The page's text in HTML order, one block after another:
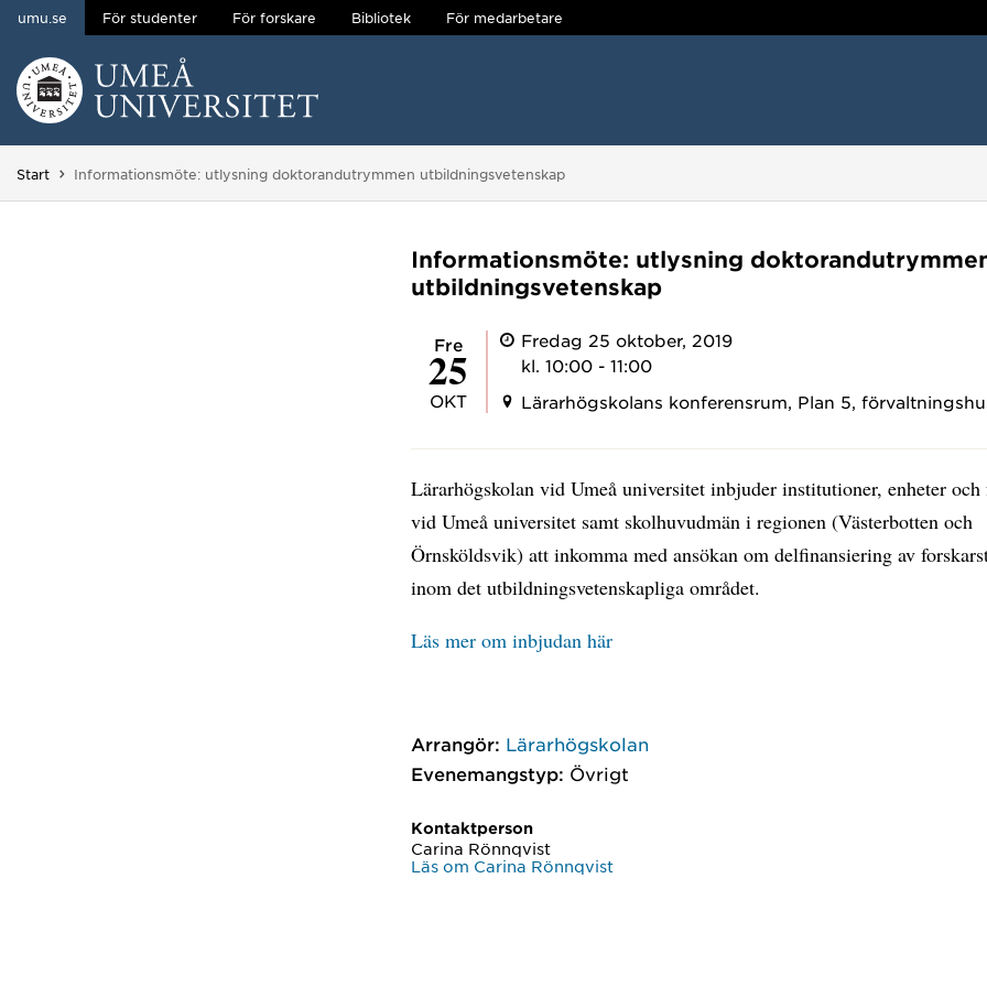
Hoppa direkt till innehållet
umu.se För studenter För forskare Bibliotek För medarbetare
Huvudmenyn dold.
Start Du är här:
Informationsmöte: utlysning doktorandutrymmen utbildningsvetenskap
Informationsmöte: utlysning
utbildningsvetenskap
fre
25
OKT
Fredag 25 oktober, 2019
kl. 10:00 - 11:00
Lärarhögskolans konferensrum, Plan 5,
Lärarhögskolan vid Umeå universitet inbjuder institutioner, enheter
vid Umeå universitet samt skolhuvudmän i regionen (Västerbotten och
Örnsköldsvik) att inkomma med ansökan om delfinansiering av
inom det utbildningsvetenskapliga området.
Läs mer om inbjudan här
Arrangör: Lärarhögskolan
Evenemangstyp: Övrigt
Kontaktperson
Carina Rönnqvist
Läs om Carina Rönnqvist